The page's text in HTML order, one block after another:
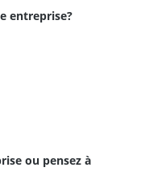
entreprise?
ou pensez à